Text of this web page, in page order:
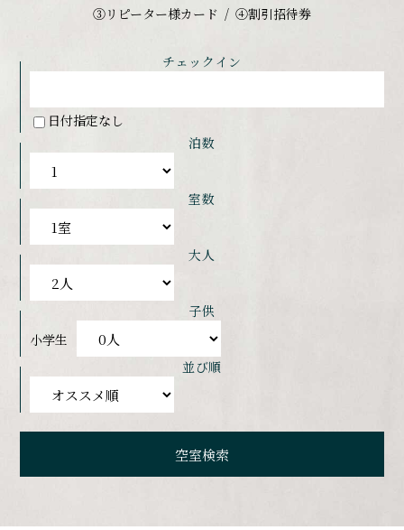
③リピーター様カード
④割引招待券
チェックイン
日付指定なし
泊数
室数
大人
子供
小学生
並び順